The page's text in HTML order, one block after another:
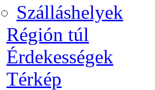
Szálláshelyek
Régión túl
Érdekességek
Térkép